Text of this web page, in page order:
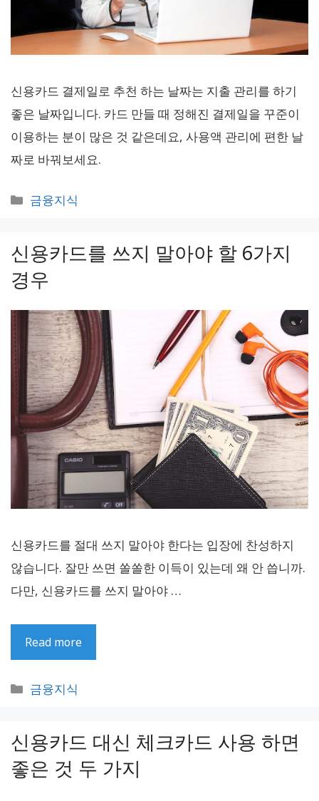
신용카드 결제일로 추천 하는 날짜는 지출 관리를 하기
좋은 날짜입니다. 카드 만들 때 정해진 결제일을 꾸준이
이용하는 분이 많은 것 같은데요, 사용액 관리에 편한 날
짜로 바꿔보세요.
카
리
금융지식
신용카드를 쓰지 말아야 할 6가지
경우
신용카드를 절대 쓰지 말아야 한다는 입장에 찬성하지
않습니다. 잘만 쓰면 쏠쏠한 이득이 있는데 왜 안 씁니까.
다만, 신용카드를 쓰지 말아야 …
Read more
카
리
금융지식
신용카드 대신 체크카드 사용 하면
좋은 것 두 가지